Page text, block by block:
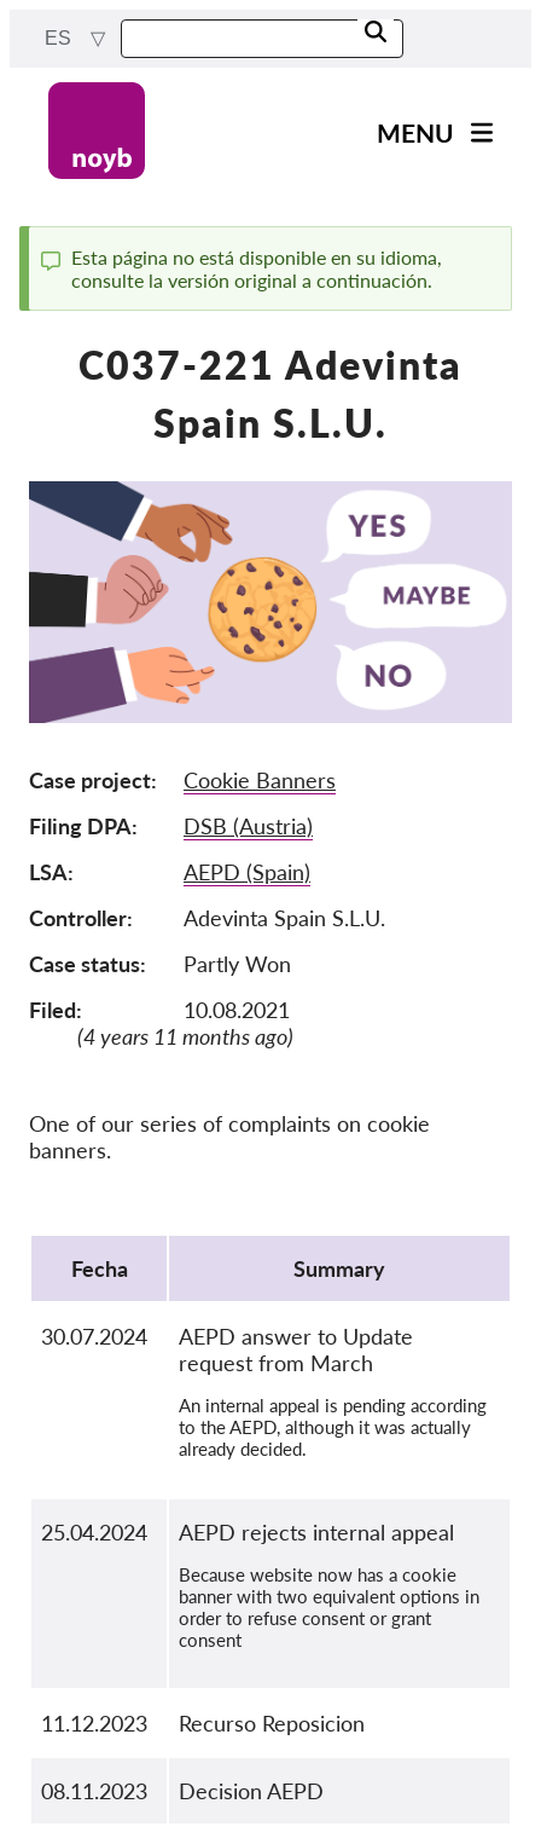
content
ES
navigation
MENU
Proyectos
Todos los casos
Reports & Resources
Exercise your rights!
¡Apoyanos!
Afiliación
Donaciones
Tax deductability
Sobre nosotros
Equipo
Informes anuales
Preguntas frecuentes
Empleos
Recursos colectivos
Medios de comunicación
GDPRhub
Status
message
Esta página no está disponible en su idioma,
consulte la versión original a continuación.
C037-221 Adevinta
Spain S.L.U.
Case project
Cookie Banners
Filing DPA
DSB (Austria)
LSA
AEPD (Spain)
Controller
Adevinta Spain S.L.U.
Case status
Partly Won
Filed:
10.08.2021
(4 years 11 months ago)
One of our series of complaints on cookie
banners.
Fecha
Summary
30.07.2024
AEPD answer to Update
request from March
An internal appeal is pending according
to the AEPD, although it was actually
already decided.
25.04.2024 AEPD rejects internal appeal
Because website now has a cookie
banner with two equivalent options in
order to refuse consent or grant
consent
11.12.2023 Recurso Reposicion
08.11.2023 Decision AEPD